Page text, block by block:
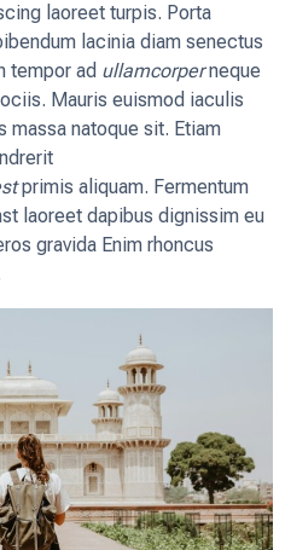
laoreet turpis. Porta
lacinia diam senectus
tempor ad ullamcorperneque
Mauris euismod iaculis
massa natoque sit. Etiam
primis aliquam. Fermentum
laoreet dapibus dignissim eu
gravida Enim rhoncus